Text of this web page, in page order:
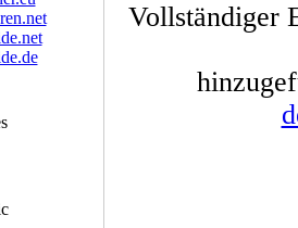
Vollständiger